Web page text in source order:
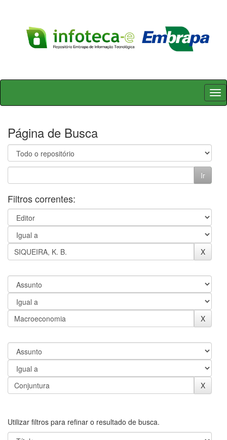
Skip
Página de Busca
Filtros correntes:
Utilizar filtros para refinar o resultado de busca.